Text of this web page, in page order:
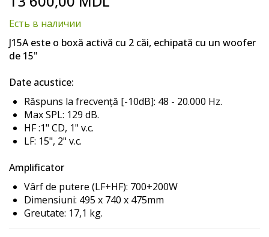
beginning
of
the
gallery
Есть в наличии
J15A este o boxă activă cu 2 căi, echipată cu un woofer
de 15"
Date acustice:
Răspuns la frecvență [-10dB]: 48 - 20.000 Hz.
Max SPL: 129 dB.
HF :1" CD, 1" v.c.
LF: 15", 2" v.c.
Amplificator
Vârf de putere (LF+HF): 700+200W
Dimensiuni: 495 x 740 x 475mm
Greutate: 17,1 kg.